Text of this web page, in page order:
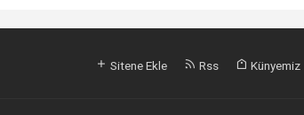
Sitene Ekle Rss Künyemiz